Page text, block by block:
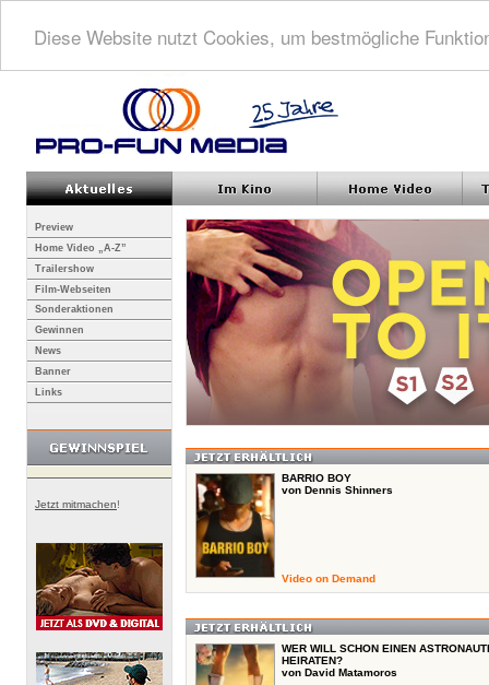
Diese Website nutzt Cookies, um bestmögliche
Preview
Home Video „A-Z”
Trailershow
Film-Webseiten
Sonderaktionen
Gewinnen
News
Banner
Links
Jetzt mitmachen!
BARRIO BOY
von Dennis Shinners
Video on Demand
WER WILL SCHON EINEN
HEIRATEN?
von David Matamoros